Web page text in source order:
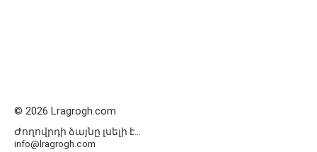
© 2026 Lragrogh.com
Ժողովրդի ձայնը լսելի է...
info@lragrogh.com